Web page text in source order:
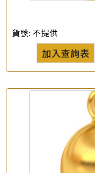
你的名字
公司名稱
貨號: 不提供
加入查詢表